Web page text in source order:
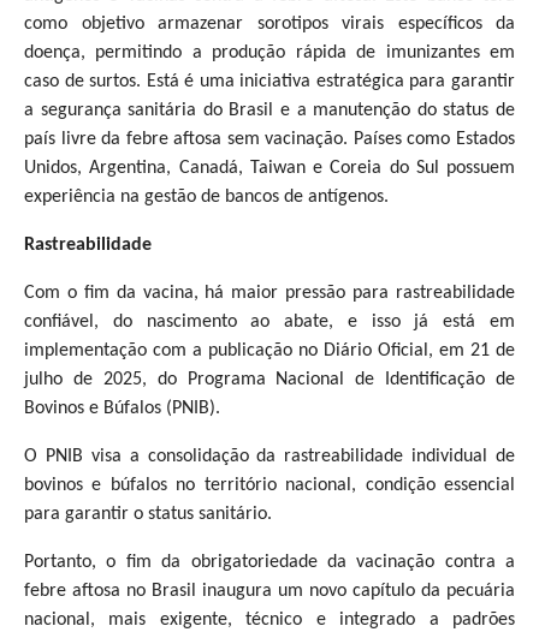
como objetivo armazenar sorotipos virais específicos da
doença, permitindo a produção rápida de imunizantes em
caso de surtos. Está é uma iniciativa estratégica para garantir
a segurança sanitária do Brasil e a manutenção do status de
país livre da febre aftosa sem vacinação. Países como Estados
Unidos, Argentina, Canadá, Taiwan e Coreia do Sul possuem
experiência na gestão de bancos de antígenos.
Rastreabilidade
Com o fim da vacina, há maior pressão para rastreabilidade
confiável, do nascimento ao abate, e isso já está em
implementação com a publicação no Diário Oficial, em 21 de
julho de 2025, do Programa Nacional de Identificação de
Bovinos e Búfalos (PNIB).
O PNIB visa a consolidação da rastreabilidade individual de
bovinos e búfalos no território nacional, condição essencial
para garantir o status sanitário.
Portanto, o fim da obrigatoriedade da vacinação contra a
febre aftosa no Brasil inaugura um novo capítulo da pecuária
nacional, mais exigente, técnico e integrado a padrões